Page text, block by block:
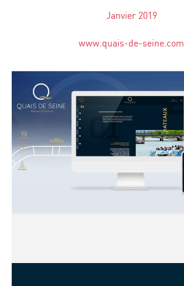
Janvier 2019
www.quais-de-seine.com